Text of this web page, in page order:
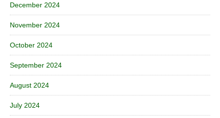
December 2024
November 2024
October 2024
September 2024
August 2024
July 2024